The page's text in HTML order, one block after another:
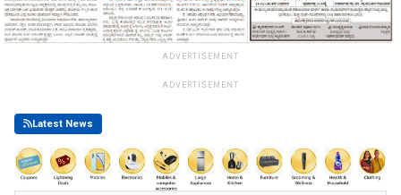
ADVERTISEMENT
ADVERTISEMENT
Latest News